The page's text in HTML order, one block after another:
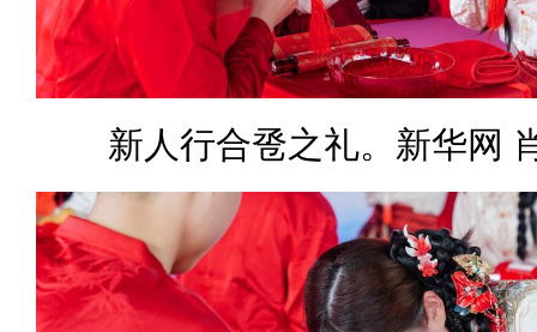
新人行合卺之礼。新华网